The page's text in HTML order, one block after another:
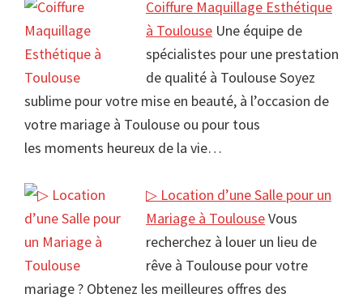
Coiffure Maquillage Esthétique
à Toulouse Une équipe de
spécialistes pour une prestation
de qualité à Toulouse Soyez
sublime pour votre mise en beauté, à l’occasion de
votre mariage à Toulouse ou pour tous
les moments heureux de la vie…
▷ Location d’une Salle pour un
Mariage à ToulouseVous
recherchez à louer un lieu de
rêve à Toulouse pour votre
mariage ? Obtenez les meilleures offres des